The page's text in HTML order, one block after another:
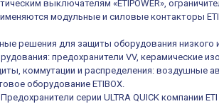
выключателям «ETIPOWER»,
модульные и силовые контакторы
решения для защиты оборудования
предохранители VV, керамические
коммутации и распределения: воздушные
оборудование ETIBOX.
серии ULTRA QUICK компании